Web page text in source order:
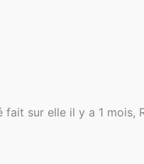
sur elle il y a 1 mois,